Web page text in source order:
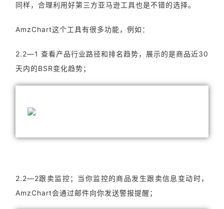
同样，合理利用好第三方亚马逊工具也是不错的选择。
AmzChart这个工具有很多功能，例如：
2.2—1 查看产品行业路径和排名趋势，展示的是商品近30
天内的BSR变化趋势；
2.2—2跟卖监控；当你监控的商品发生跟卖信息变动时，
AmzChart会通过邮件向你发送警报提醒；